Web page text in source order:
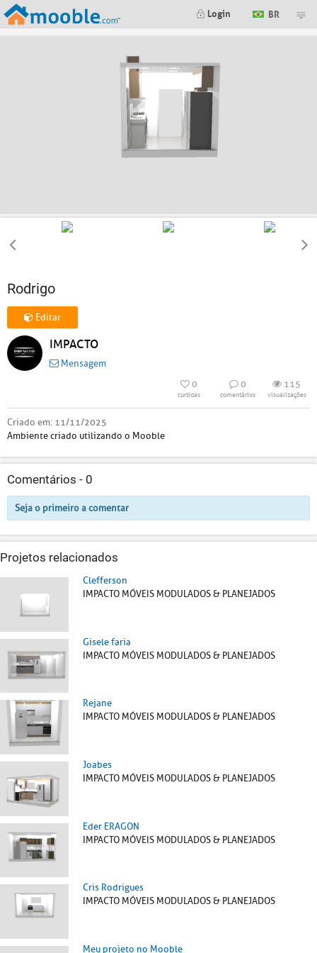
Login BR
Rodrigo
Editar
IMPACTO
Mensagem
0
curtidas
0
comentários
115
visualizações
Criado em: 11/11/2025
Ambiente criado utilizando o Mooble
Comentários - 0
Seja o primeiro a comentar
Projetos relacionados
Clefferson
IMPACTO MÓVEIS MODULADOS & PLANEJADOS
Gisele faria
IMPACTO MÓVEIS MODULADOS & PLANEJADOS
Rejane
IMPACTO MÓVEIS MODULADOS & PLANEJADOS
Joabes
IMPACTO MÓVEIS MODULADOS & PLANEJADOS
Eder ERAGON
IMPACTO MÓVEIS MODULADOS & PLANEJADOS
Cris Rodrigues
IMPACTO MÓVEIS MODULADOS & PLANEJADOS
Meu projeto no Mooble